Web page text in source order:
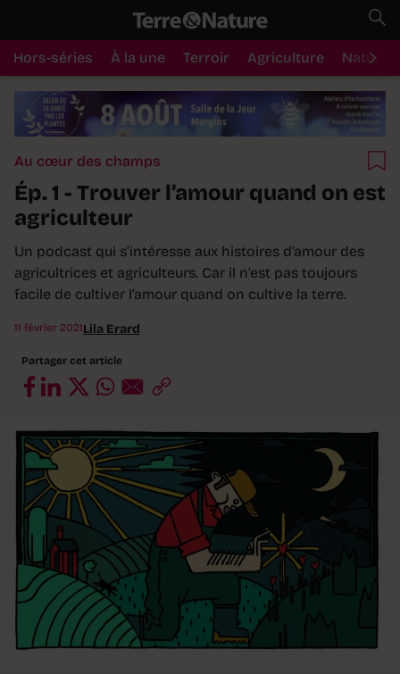
Hors-séries À la une Terroir Agriculture Nature
Au cœur des champs
Ép. 1 - Trouver l’amour quand on est
agriculteur
Un podcast qui s’intéresse aux histoires d’amour des
agricultrices et agriculteurs. Car il n’est pas toujours
facile de cultiver l’amour quand on cultive la terre.
11 février 2021Lila Erard
Partager cet article